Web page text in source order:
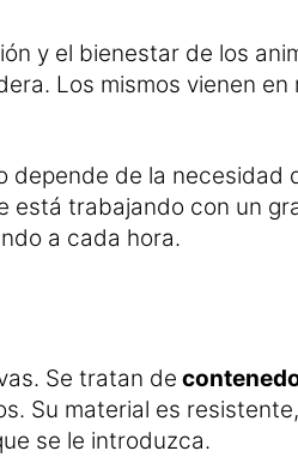
y el bienestar de los
Los mismos vienen
depende de la necesidad
trabajando con un
a cada hora.
Se tratan de
Su material es
se le introduzca.